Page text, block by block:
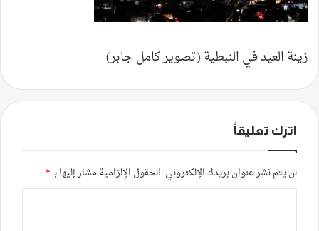
زينة العيد في النبطية (تصوير كامل جابر)
اترك تعليقاً
لن يتم نشر عنوان بريدك الإلكتروني. الحقول الإلزامية مشار إليها بـ*